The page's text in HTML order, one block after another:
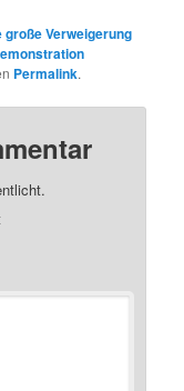
große Verweigerung
Permalink.